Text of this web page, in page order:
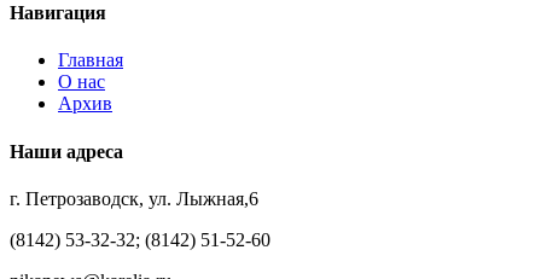
Навигация
Главная
О нас
Архив
Наши адреса
г. Петрозаводск, ул. Лыжная,6
(8142) 53-32-32; (8142) 51-52-60